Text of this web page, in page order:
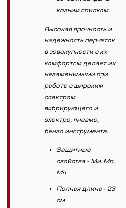
козьим спилком.
Высокая прочность и
надежность перчаток
в совокупности с их
комфортом делает их
незаменимыми при
работе с широким
спектром
вибрирующего и
электро, пневмо,
бензо инструмента.
Защитные
свойства - Ми, Мп,
Мв
Полная длина - 23
см